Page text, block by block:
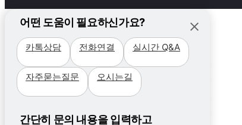
어떤 도움이 필요하신가요?
카톡상담 전화연결 실시간 Q&A
자주묻는질문 오시는길
간단히 문의 내용을 입력하고
필리핀
세부
비용
지역
프로그램